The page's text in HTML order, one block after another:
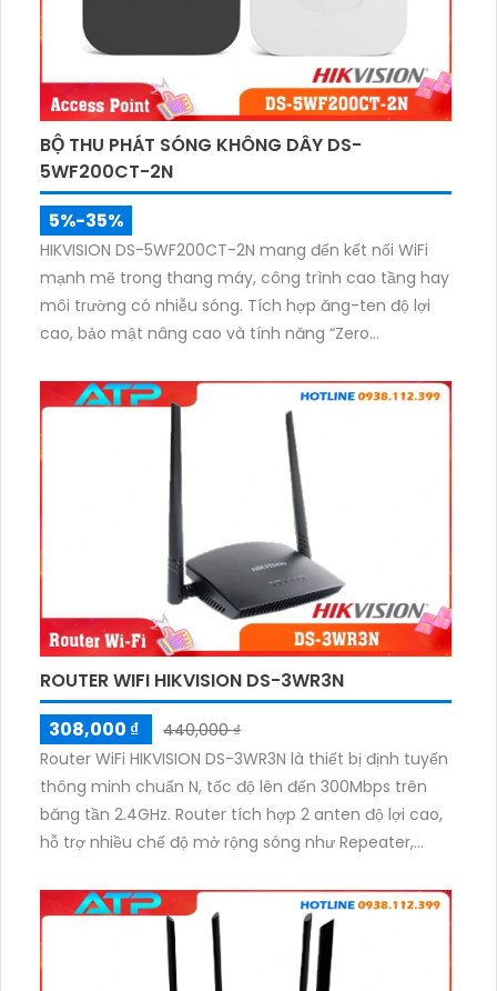
BỘ THU PHÁT SÓNG KHÔNG DÂY DS-
5WF200CT-2N
5%-35%
HIKVISION DS-5WF200CT-2N mang đến kết nối WiFi
mạnh mẽ trong thang máy, công trình cao tầng hay
môi trường có nhiễu sóng. Tích hợp ăng-ten độ lợi
cao, bảo mật nâng cao và tính năng “Zero
đạt chuẩn IP55, cấp nguồn qua PoE, truyền tín hiệu ổn
định đến 500m.
ROUTER WIFI HIKVISION DS-3WR3N
308,000 ₫
440,000 ₫
Router WiFi HIKVISION DS-3WR3N là thiết bị định tuyến
thông minh chuẩn N, tốc độ lên đến 300Mbps trên
băng tần 2.4GHz. Router tích hợp 2 anten độ lợi cao,
hỗ trợ nhiều chế độ mở rộng sóng như Repeater,
hoặc ứng dụng Hik-Connect kết nối Internet ổn định.